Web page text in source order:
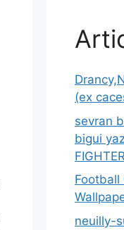
(ex
sevran
bigui
Football
neuilly-